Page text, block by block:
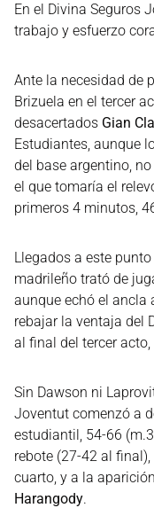
En el Divina Seguros
trabajo y esfuerzo
Ante la necesidad de
Brizuela en el tercer
desacertados Gian
Estudiantes, aunque
del base argentino,
el que tomaría el
primeros 4 minutos,
Llegados a este
madrileño trató de
aunque echó el ancla
rebajar la ventaja del
al final del tercer acto,
Sin Dawson ni
Joventut comenzó a
estudiantil, 54-66
rebote (27-42 al
cuarto, y a la
Harangody.